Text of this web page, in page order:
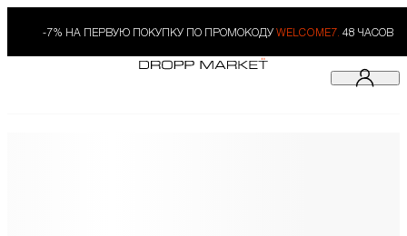
-7% НА ПЕРВУЮ ПОКУПКУ ПО ПРОМОКОДУ WELCOME7. 48 ЧАСОВ